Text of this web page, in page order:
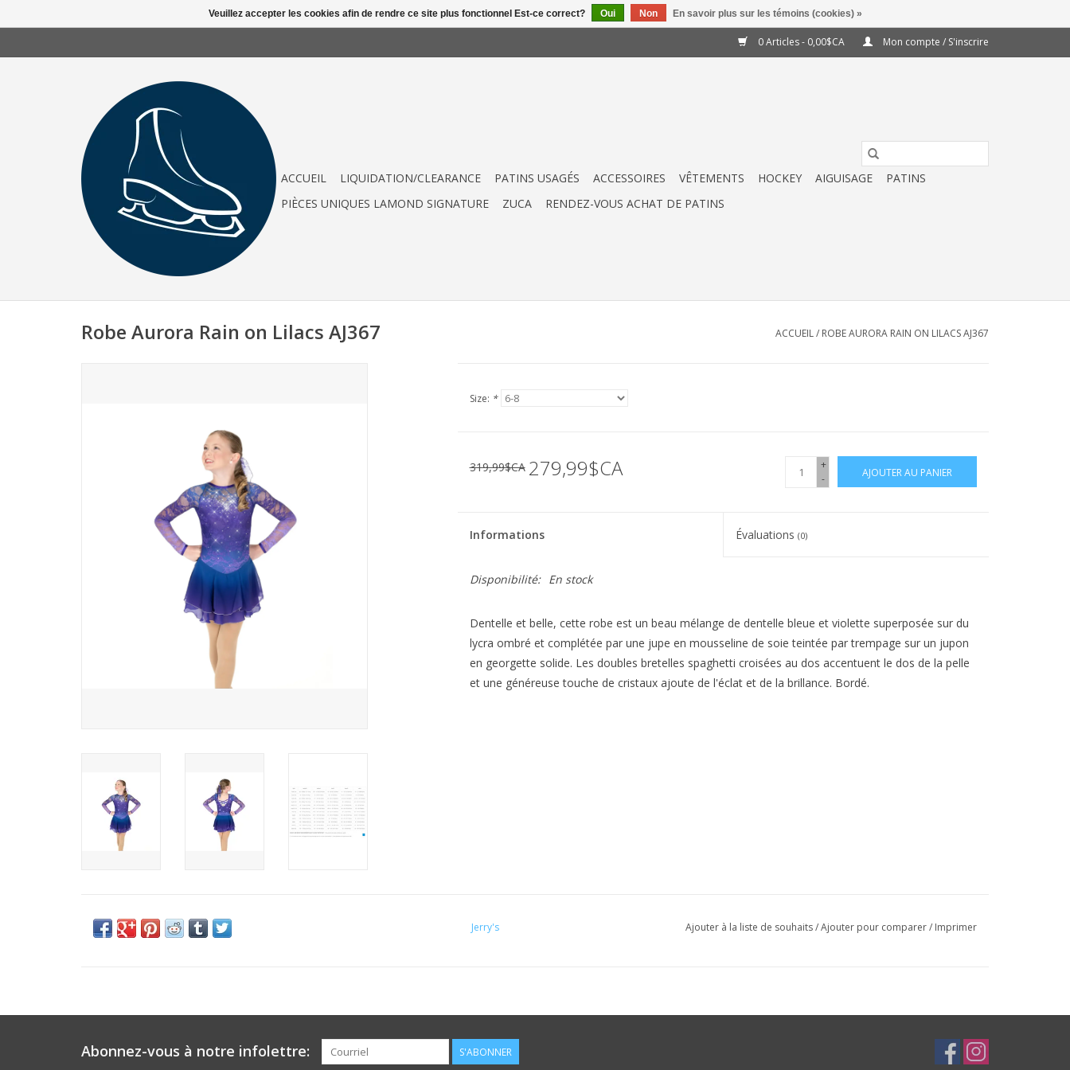
0 Articles - 0,00$CA Mon compte / S'inscrire
ACCUEIL LIQUIDATION/CLEARANCE PATINS USAGÉS ACCESSOIRES VÊTEMENTS HOCKEY AIGUISAGE
PATINS
PIÈCES UNIQUES LAMOND SIGNATURE
ZUCA RENDEZ-VOUS ACHAT DE PATINS
Robe Aurora Rain on Lilacs AJ367 ACCUEIL/ ROBE AURORA RAIN ON LILACS AJ367
Size: *
319,99$CA 279,99$CA
+
-
AJOUTER AU PANIER
Informations Évaluations(0)
Disponibilité: En stock
Dentelle et belle, cette robe est un beau mélange de dentelle bleue et violette superposée sur du
lycra ombré et complétée par une jupe en mousseline de soie teintée par trempage sur un jupon
en georgette solide. Les doubles bretelles spaghetti croisées au dos accentuent le dos de la pelle
et une généreuse touche de cristaux ajoute de l'éclat et de la brillance. Bordé.
Jerry's Ajouter à la liste de souhaits/Ajouter pour comparer/ Imprimer
Abonnez-vous à notre infolettre: S'ABONNER
Veuillez accepter les cookies afin de rendre ce site plus fonctionnel Est-ce correct? Oui Non En savoir plus sur les témoins (cookies) »